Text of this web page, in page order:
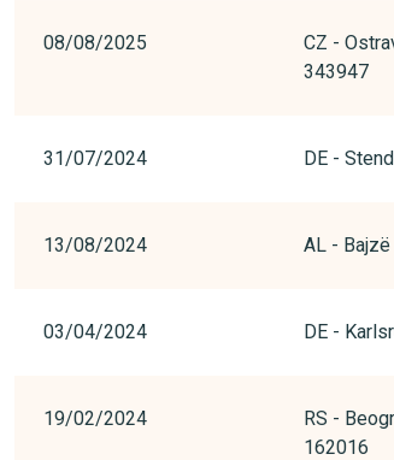
08/08/2025
CZ -
343947
31/07/2024 DE -
13/08/2024 AL - Bajzë
03/04/2024 DE -
19/02/2024
RS -
162016